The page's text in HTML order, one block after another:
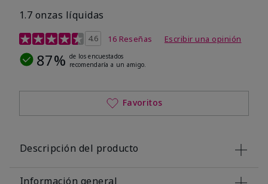
1.7 onzas líquidas
Calificación de clientes de 4,5 de 5
4.6 16 Reseñas Escribir una opinión
87% de los encuestados
recomendaría a un amigo.
Favoritos
Descripción del producto
Información general